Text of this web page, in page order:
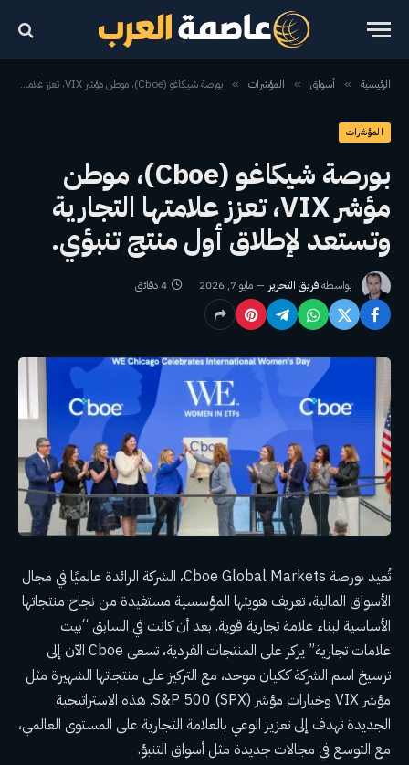
الرئيسية » أسواق » المؤشرات » بورصة شيكاغو (Cboe)، موطن مؤشر VIX، تعزز علامتها التجارية وتستعد لإطلاق أول منتج تنبؤي.
المؤشرات
بورصة شيكاغو (Cboe)، موطن
مؤشر VIX، تعزز علامتها التجارية
وتستعد لإطلاق أول منتج تنبؤي.
بواسطةفريق التحرير مايو 7, 2026 4 دقائق
تُعيد بورصة Cboe Global Markets، الشركة الرائدة عالميًا في مجال
الأسواق المالية، تعريف هويتها المؤسسية مستفيدة من نجاح منتجاتها
الأساسية لبناء علامة تجارية قوية. بعد أن كانت في السابق “بيت
علامات تجارية” يركز على المنتجات الفردية، تسعى Cboe الآن إلى
ترسيخ اسم الشركة ككيان موحد، مع التركيز على منتجاتها الشهيرة مثل
مؤشر VIX وخيارات مؤشر S&P 500 (SPX). هذه الاستراتيجية
الجديدة تهدف إلى تعزيز الوعي بالعلامة التجارية على المستوى العالمي،
مع التوسع في مجالات جديدة مثل أسواق التنبؤ.